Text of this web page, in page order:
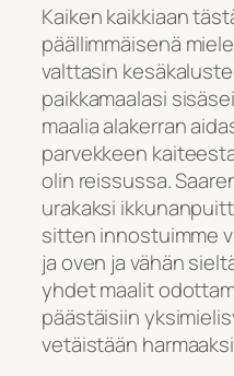
Kaiken kaikkiaan
päällimmäisenä
valttasin
paikkamaalasi
maalia alakerran
parvekkeen
olin reissussa.
urakaksi
sitten innostuimme
ja oven ja vähän
yhdet maalit
päästäisiin
vetäistään